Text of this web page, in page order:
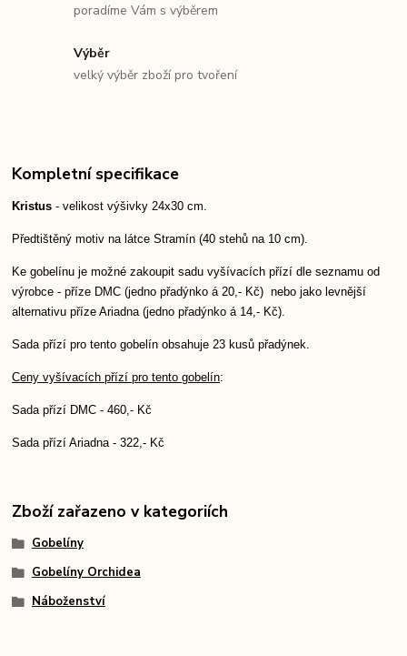
poradíme Vám s výběrem
Výběr
velký výběr zboží pro tvoření
Kompletní specifikace
Kristus - velikost výšivky 24x30 cm.
Předtištěný motiv na látce Stramín (40 stehů na 10 cm).
Ke gobelínu je možné zakoupit sadu vyšívacích přízí dle seznamu od
výrobce - příze DMC (jedno přadýnko á 20,- Kč) nebo jako levnější
alternativu příze Ariadna (jedno přadýnko á 14,- Kč).
Sada přízí pro tento gobelín obsahuje 23 kusů přadýnek.
Ceny vyšívacích přízí pro tento gobelín:
Sada přízí DMC - 460,- Kč
Sada přízí Ariadna - 322,- Kč
Zboží zařazeno v kategoriích
Gobelíny
Gobelíny Orchidea
Náboženství